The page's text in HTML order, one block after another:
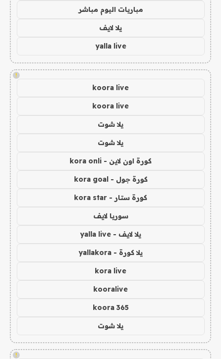
مباريات اليوم مباشر
يلا لايف
yalla live
!
koora live
koora live
يلا شوت
يلا شوت
كورة اون لاين - kora onli
كورة جول - kora goal
كورة ستار - kora star
سوريا لايف
يلا لايف - yalla live
يلا كورة - yallakora
kora live
kooralive
koora 365
يلا شوت
!